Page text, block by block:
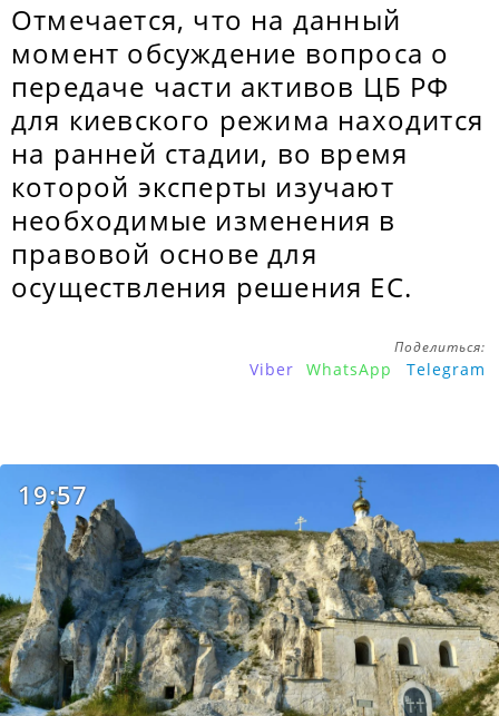
Отмечается, что на данный
момент обсуждение вопроса о
передаче части активов ЦБ РФ
для киевского режима находится
на ранней стадии, во время
которой эксперты изучают
необходимые изменения в
правовой основе для
осуществления решения ЕС.
Поделиться:
Viber WhatsApp Telegram
19:57